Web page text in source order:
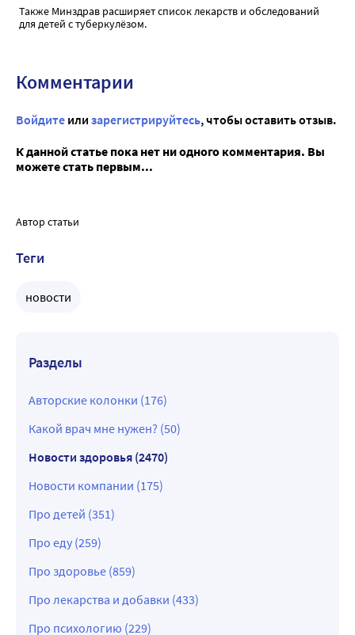
Также Минздрав расширяет список лекарств и обследований
для детей с туберкулёзом.
Комментарии
Войдите или зарегистрируйтесь, чтобы оставить отзыв.
К данной статье пока нет ни одного комментария. Вы
можете стать первым...
Автор статьи
Теги
новости
Разделы
Авторские колонки (176)
Какой врач мне нужен? (50)
Новости здоровья (2470)
Новости компании (175)
Про детей (351)
Про еду (259)
Про здоровье (859)
Про лекарства и добавки (433)
Про психологию (229)